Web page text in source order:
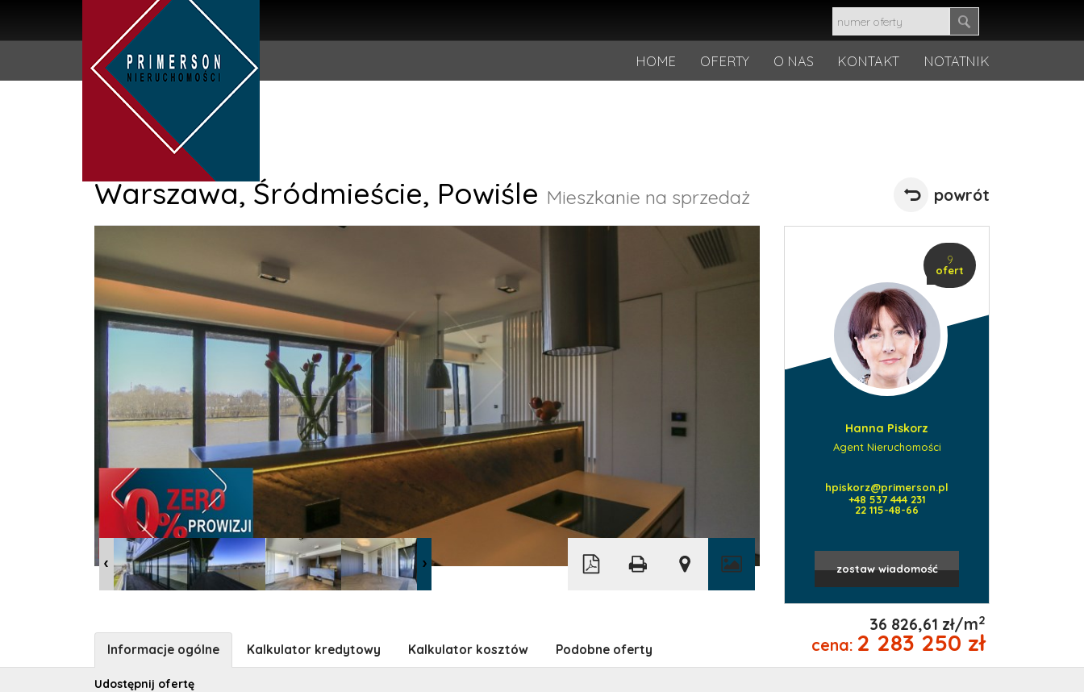
HOME OFERTY O NAS KONTAKT NOTATNIK
Warszawa, Śródmieście, Powiśle Mieszkanie na sprzedaż powrót
©OpenStreetMap contributors
9
ofert
Hanna Piskorz
Agent Nieruchomości
hpiskorz@primerson.pl
+48 537 444 231
22 115-48-66
zostaw wiadomość
36 826,61 zł/m2
cena: 2 283 250 zł
Udostępnij ofertę
Informacje ogólne Kalkulator kredytowy Kalkulator kosztów Podobne oferty